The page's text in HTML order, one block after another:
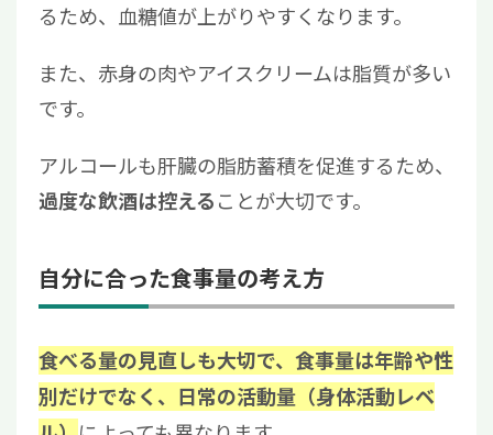
るため、血糖値が上がりやすくなります。
また、赤身の肉やアイスクリームは脂質が多い
です。
アルコールも肝臓の脂肪蓄積を促進するため、
過度な飲酒は控えることが大切です。
自分に合った食事量の考え方
食べる量の見直しも大切で、食事量は年齢や性
別だけでなく、日常の活動量（身体活動レベ